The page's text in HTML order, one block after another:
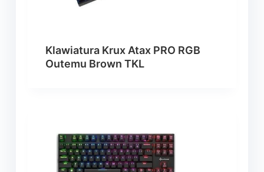
Klawiatura Krux Atax PRO RGB
Outemu Brown TKL